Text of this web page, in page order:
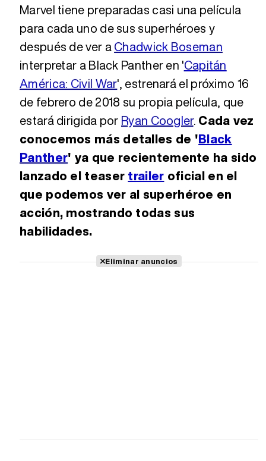
Marvel tiene preparadas casi una película
para cada uno de sus superhéroes y
después de ver aChadwick Boseman
interpretar a Black Panther en 'Capitán
América: Civil War', estrenará el próximo 16
de febrero de 2018 su propia película, que
estará dirigida por Ryan Coogler. Cada vez
conocemos más detalles de 'Black
Panther' ya que recientemente ha sido
lanzado el teaser trailer oficial en el
que podemos ver al superhéroe en
acción, mostrando todas sus
habilidades.
Eliminar anuncios